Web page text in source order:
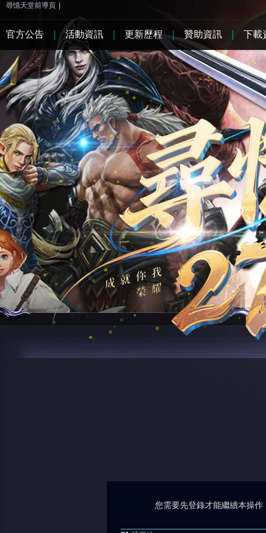
尋憶天堂前導頁
您需要先登錄才能繼續本操作